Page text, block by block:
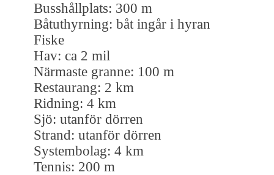
Busshållplats: 300 m
Båtuthyrning: båt ingår i hyran
Fiske
Hav: ca 2 mil
Närmaste granne: 100 m
Restaurang: 2 km
Ridning: 4 km
Sjö: utanför dörren
Strand: utanför dörren
Systembolag: 4 km
Tennis: 200 m